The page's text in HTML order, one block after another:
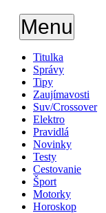
Menu
Titulka
Správy
Tipy
Zaujímavosti
Suv/Crossover
Elektro
Pravidlá
Novinky
Testy
Cestovanie
Šport
Motorky
Horoskop